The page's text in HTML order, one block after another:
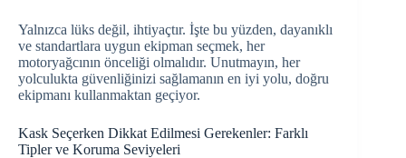
Yalnızca lüks değil, ihtiyaçtır. İşte bu yüzden, dayanıklı
ve standartlara uygun ekipman seçmek, her
motoryağcının önceliği olmalıdır. Unutmayın, her
yolculukta güvenliğinizi sağlamanın en iyi yolu, doğru
ekipmanı kullanmaktan geçiyor.
Kask Seçerken Dikkat Edilmesi Gerekenler: Farklı
Tipler ve Koruma Seviyeleri